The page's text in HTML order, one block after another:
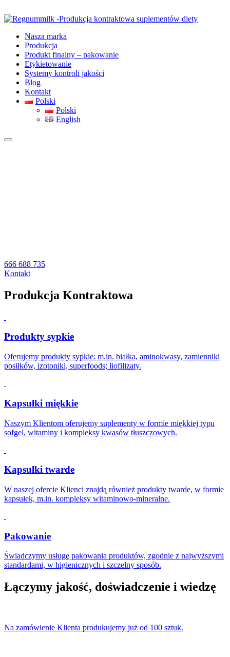
Nasza marka
Produkcja
Produkt finalny – pakowanie
Etykietowanie
Systemy kontroli jakości
Blog
Kontakt
Polski
Polski
English
666 688 735
Kontakt
Produkcja Kontraktowa
Produkty sypkie
Oferujemy produkty sypkie: m.in. białka, aminokwasy, zamienniki
posiłków, izotoniki, superfoods; liofilizaty.
Kapsułki miękkie
Naszym Klientom oferujemy suplementy w formie miękkiej typu
sofgel, witaminy i kompleksy kwasów tłuszczowych.
Kapsułki twarde
W naszej ofercie Klienci znajdą również produkty twarde, w formie
kapsułek, m.in. kompleksy witaminowo-mineralne.
Pakowanie
Świadczymy usługę pakowania produktów, zgodnie z najwyższymi
standardami, w higienicznych i szczelny sposób.
Łączymy jakość, doświadczenie i wiedzę
Na zamówienie Klienta produkujemy już od 100 sztuk.